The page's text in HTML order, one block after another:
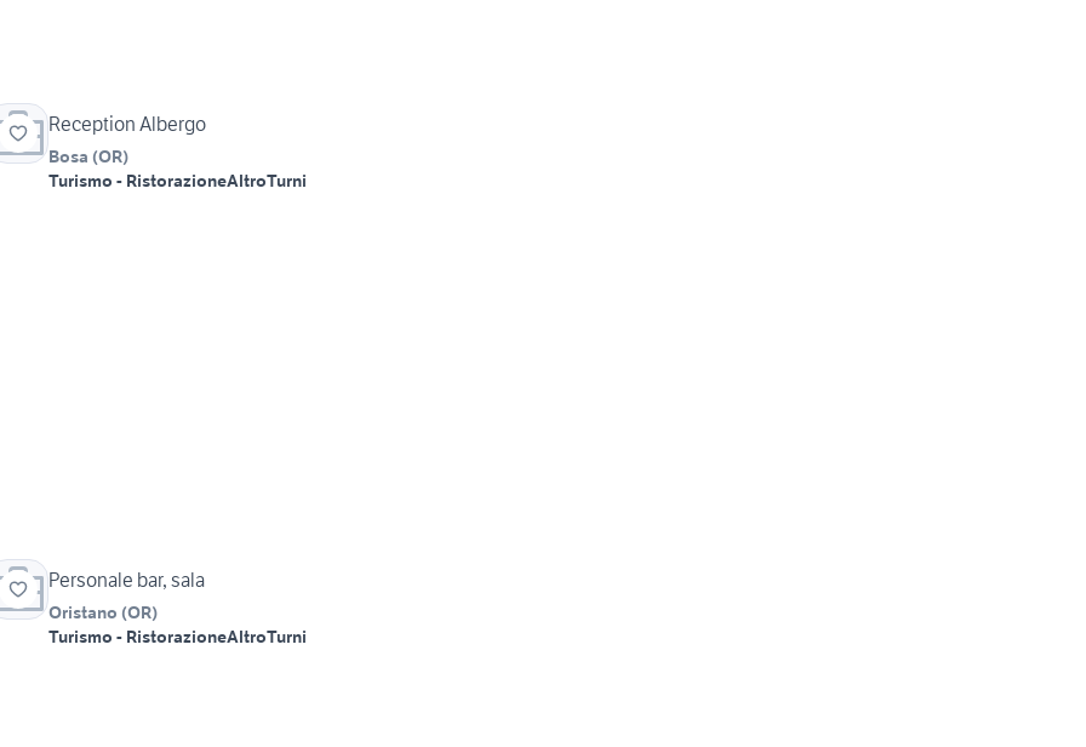
Reception Albergo
Bosa (OR)
Turismo - RistorazioneAltroTurni
Personale bar, sala
Oristano (OR)
Turismo - RistorazioneAltroTurni